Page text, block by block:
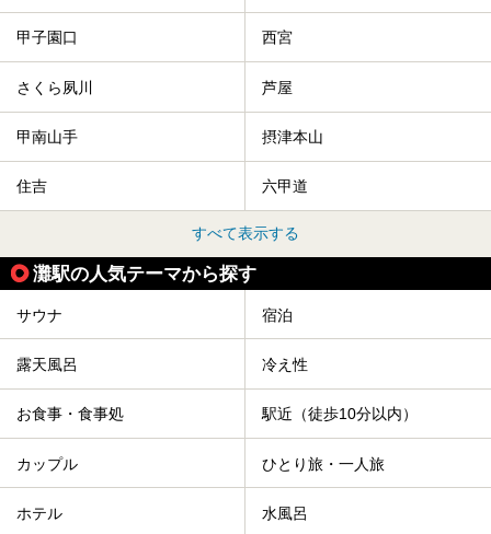
甲子園口 西宮
さくら夙川 芦屋
甲南山手 摂津本山
住吉 六甲道
すべて表示する
灘駅の人気テーマから探す
サウナ 宿泊
露天風呂 冷え性
お食事・食事処 駅近（徒歩10分以内）
カップル ひとり旅・一人旅
ホテル 水風呂